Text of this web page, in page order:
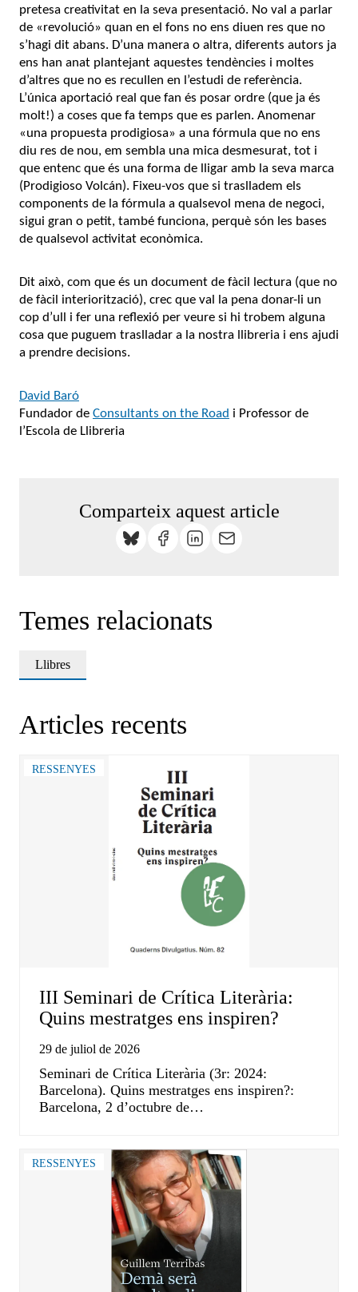
pretesa creativitat en la seva presentació. No val a parlar
de «revolució» quan en el fons no ens diuen res que no
s’hagi dit abans. D’una manera o altra, diferents autors ja
ens han anat plantejant aquestes tendències i moltes
d’altres que no es recullen en l’estudi de referència.
L’única aportació real que fan és posar ordre (que ja és
molt!) a coses que fa temps que es parlen. Anomenar
«una propuesta prodigiosa» a una fórmula que no ens
diu res de nou, em sembla una mica desmesurat, tot i
que entenc que és una forma de lligar amb la seva marca
(Prodigioso Volcán). Fixeu-vos que si traslladem els
components de la fórmula a qualsevol mena de negoci,
sigui gran o petit, també funciona, perquè són les bases
de qualsevol activitat econòmica.
Dit això, com que és un document de fàcil lectura (que no
de fàcil interiorització), crec que val la pena donar-li un
cop d’ull i fer una reflexió per veure si hi trobem alguna
cosa que puguem traslladar a la nostra llibreria i ens ajudi
a prendre decisions.
David Baró
Fundador de Consultants on the Road i Professor de
l’Escola de Llibreria
Comparteix aquest article
Temes relacionats
Llibres
Articles recents
RESSENYES
III Seminari de Crítica Literària:
Quins mestratges ens inspiren?
29 de juliol de 2026
Seminari de Crítica Literària (3r: 2024:
Barcelona). Quins mestratges ens inspiren?:
Barcelona, 2 d’octubre de…
RESSENYES